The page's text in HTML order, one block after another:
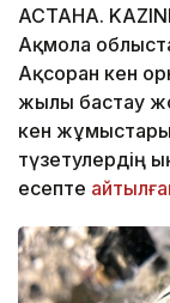
АСТАНА.
Ақмола
Ақсоран кен
жылы бастау
кен жұмыстары
түзетулердің
есепте